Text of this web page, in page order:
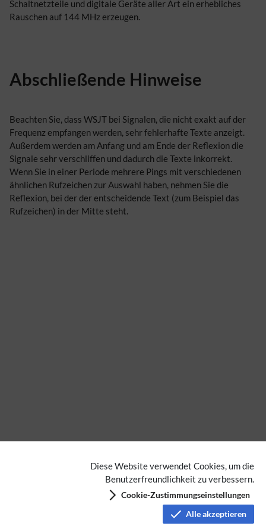
Diese Website verwendet Cookies, um die
Benutzerfreundlichkeit zu verbessern.
Cookie-Zustimmungseinstellungen
Alle akzeptieren
Schaltnetzteile und digitale Geräte aller Art ein erhebliches
Rauschen auf 144 MHz erzeugen.
Abschließende Hinweise
Beachten Sie, dass WSJT bei Signalen, die nicht exakt auf der
Frequenz empfangen werden, sehr fehlerhafte Texte anzeigt.
Außerdem werden am Anfang und am Ende der Reflexion die
Signale sehr verschliffen und dadurch die Texte inkorrekt.
Wenn Sie in einer Periode mehrere Pings mit verschiedenen
ähnlichen Rufzeichen zur Auswahl haben, nehmen Sie die
Reflexion, bei der der entscheidende Text (zum Beispiel das
Rufzeichen) in der Mitte steht.